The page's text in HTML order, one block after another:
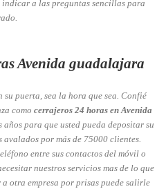
a las preguntas sencillas para
Avenida guadalajara
puerta, sea la hora que sea. Confié
como cerrajeros 24 horas en Avenida
años para que usted pueda depositar su
avalados por más de 75000 clientes.
entre sus contactos del móvil o
nuestros servicios mas de lo que
otra empresa por prisas puede salirle